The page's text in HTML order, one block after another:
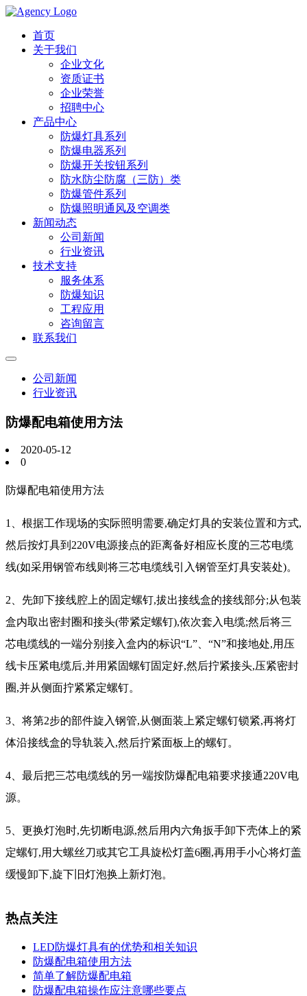
首页
关于我们
企业文化
资质证书
企业荣誉
招聘中心
产品中心
防爆灯具系列
防爆电器系列
防爆开关按钮系列
防水防尘防腐（三防）类
防爆管件系列
防爆照明通风及空调类
新闻动态
公司新闻
行业资讯
技术支持
服务体系
防爆知识
工程应用
咨询留言
联系我们
公司新闻
行业资讯
防爆配电箱使用方法
2020-05-12
0
防爆配电箱使用方法
1、根据工作现场的实际照明需要,确定灯具的安装位置和方式,
然后按灯具到220V电源接点的距离备好相应长度的三芯电缆
线(如采用钢管布线则将三芯电缆线引入钢管至灯具安装处)。
2、先卸下接线腔上的固定螺钉,拔出接线盒的接线部分;从包装
盒内取出密封圈和接头(带紧定螺钉),依次套入电缆;然后将三
芯电缆线的一端分别接入盒内的标识“L”、“N”和接地处,用压
线卡压紧电缆后,并用紧固螺钉固定好,然后拧紧接头,压紧密封
圈,并从侧面拧紧紧定螺钉。
3、将第2步的部件旋入钢管,从侧面装上紧定螺钉锁紧,再将灯
体沿接线盒的导轨装入,然后拧紧面板上的螺钉。
4、最后把三芯电缆线的另一端按防爆配电箱要求接通220V电
源。
5、更换灯泡时,先切断电源,然后用内六角扳手卸下壳体上的紧
定螺钉,用大螺丝刀或其它工具旋松灯盖6圈,再用手小心将灯盖
缓慢卸下,旋下旧灯泡换上新灯泡。
热点关注
LED防爆灯具有的优势和相关知识
防爆配电箱使用方法
简单了解防爆配电箱
防爆配电箱操作应注意哪些要点